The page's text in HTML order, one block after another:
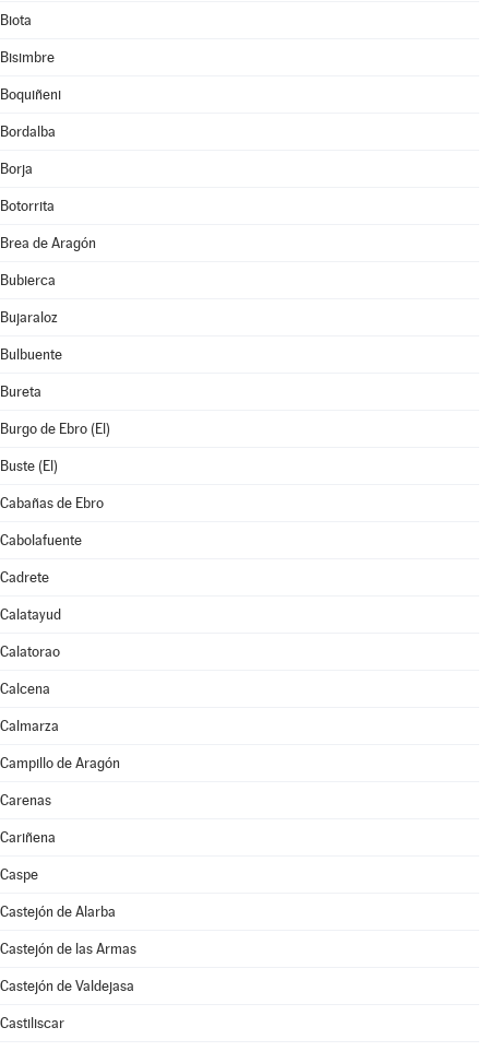
Biota
Bisimbre
Boquiñeni
Bordalba
Borja
Botorrita
Brea de Aragón
Bubierca
Bujaraloz
Bulbuente
Bureta
Burgo de Ebro (El)
Buste (El)
Cabañas de Ebro
Cabolafuente
Cadrete
Calatayud
Calatorao
Calcena
Calmarza
Campillo de Aragón
Carenas
Cariñena
Caspe
Castejón de Alarba
Castejón de las Armas
Castejón de Valdejasa
Castiliscar